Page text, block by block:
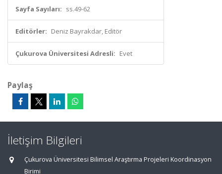
Sayfa Sayıları: ss.49-62
Editörler: Deniz Bayrakdar, Editör
Çukurova Üniversitesi Adresli: Evet
Paylaş
İletişim Bilgileri
Çukurova Üniversitesi Bilimsel Araştırma Projeleri Koordinasyon
Birimi